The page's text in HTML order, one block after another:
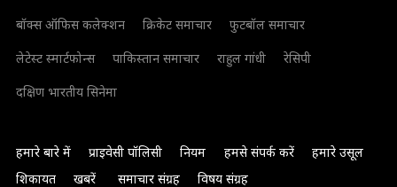
बॉक्स ऑफिस कलेक्शन
क्रिकेट समाचार
फुटबॉल समाचार
लेटेस्ट स्मार्टफोन्स
पाकिस्तान समाचार राहुल गांधी
रेसिपी
दक्षिण भारतीय सिनेमा
हमारे बारे में प्राइवेसी पॉलिसी नियम हमसे संपर्क करें
हमारे उसूल
शिकायत
खबरें समाचार संग्रह विषय संग्रह